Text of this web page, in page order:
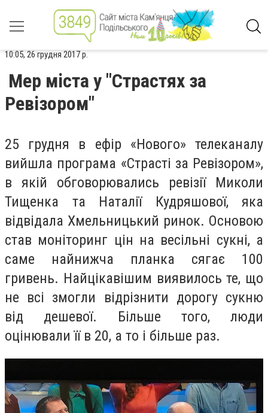
10:05, 26 грудня 2017 р.
Мер міста у "Страстях за
Ревізором"
25 грудня в ефір «Нового» телеканалу
вийшла програма «Страсті за Ревізором»,
в якій обговорювались ревізії Миколи
Тищенка та Наталії Кудряшової, яка
відвідала Хмельницький ринок. Основою
став моніторинг цін на весільні сукні, а
саме найнижча планка сягає 100
гривень. Найцікавішим виявилось те, що
не всі змогли відрізнити дорогу сукню
від дешевої. Більше того, люди
оцінювали її в 20, а то і більше раз.